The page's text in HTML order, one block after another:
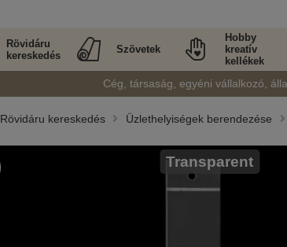
Rövidáru
kereskedés
Szövetek
Hobby
kreatív
kellékek
Cég, társaság, egyéni vállalkozó,
Rövidáru kereskedés Üzlethelyiségek berendezése
Transparent